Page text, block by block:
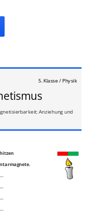
5. Klasse / Physik
Anziehung und